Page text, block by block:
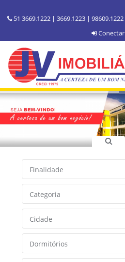
51 3669.1222 | 3669.1223 | 98609.1222
Conectar
Finalidade
Categoria
Cidade
Dormitórios